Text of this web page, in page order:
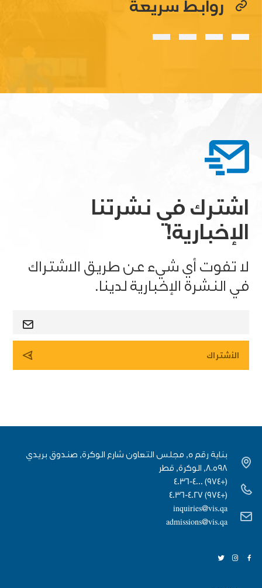
روابط سريعة
اشترك في نشرتنا
الإخبارية!
لا تفوت أي شيء عن طريق الاشتراك
في النشرة الإخبارية لدينا.
بناية رقم 5, مجلس التعاون شارع الوكرة, صندوق بريدي
٨٠٥٩٨, الوكرة, قطر
(+974) 4036-4000
(+974) 4036-4027
inquiries@vis.qa
admissions@vis.qa